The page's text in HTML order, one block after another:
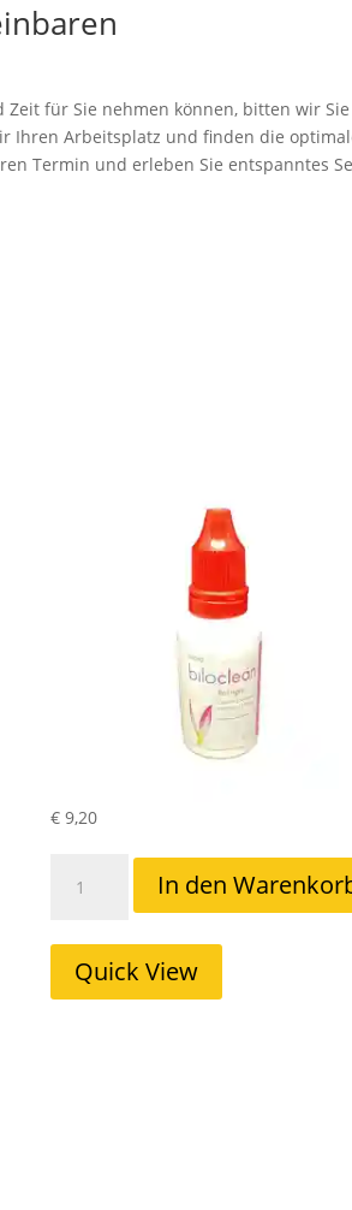
Zeit für Sie nehmen können, bitten wir
Ihren Arbeitsplatz und finden die
Termin und erleben Sie entspanntes
Biloclean Reiniger Mild 30ml
€ 9,20
Reiniger
30ml
Menge
In den
Quick View